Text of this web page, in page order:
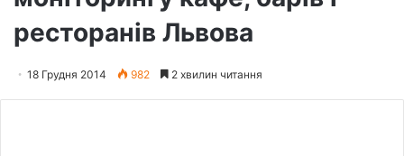
ресторанів Львова
18 Грудня 2014 982 2 хвилин читання